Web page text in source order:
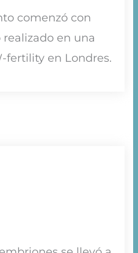
comenzó con
en una
fertility en Londres.